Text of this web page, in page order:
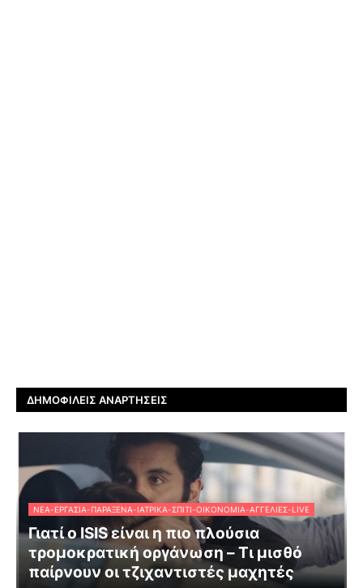
ΔΗΜΟΦΙΛΕΊΣ ΑΝΑΡΤΉΣΕΙΣ
ΝΈΑ-ΕΡΓΑΣΊΑ-ΠΑΡΆΞΕΝΑ-ΙΑΤΡΙΚΆ-ΣΠΊΤΙ-ΟΙΚΟΝΟΜΊΑ-ΑΓΓΕΛΊΕΣ-LIVE
Γιατί ο ISIS είναι η πιο πλούσια
τρομοκρατική οργάνωση – Τι μισθό
παίρνουν οι τζιχαντιστές μαχητές